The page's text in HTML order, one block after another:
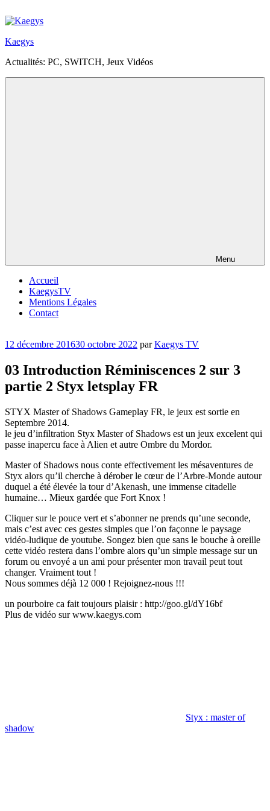
au
principal
Kaegys
Actualités: PC, SWITCH, Jeux Vidéos
Menu
Accueil
KaegysTV
Mentions Légales
Contact
Publié
12 décembre 201630 octobre 2022 parKaegys TV
03 Introduction Réminiscences 2 sur 3
partie 2 Styx letsplay FR
STYX Master of Shadows Gameplay FR, le jeux est sortie en
Septembre 2014.
le jeu d’infiltration Styx Master of Shadows est un jeux excelent qui
passe inapercu face à Alien et autre Ombre du Mordor.
Master of Shadows nous conte effectivement les mésaventures de
Styx alors qu’il cherche à dérober le cœur de l’Arbre-Monde autour
duquel a été élevée la tour d’Akenash, une immense citadelle
humaine… Mieux gardée que Fort Knox !
Cliquer sur le pouce vert et s’abonner ne prends qu’une seconde,
mais c’est avec ces gestes simples que l’on façonne le paysage
vidéo-ludique de youtube. Songez bien que sans le bouche à oreille
cette vidéo restera dans l’ombre alors qu’un simple message sur un
forum ou envoyé a un ami pour présenter mon travail peut tout
changer. Vraiment tout !
Nous sommes déjà 12 000 ! Rejoignez-nous !!!
un pourboire ca fait toujours plaisir : http://goo.gl/dY16bf
Plus de vidéo sur www.kaegys.com
Styx : master of
shadow